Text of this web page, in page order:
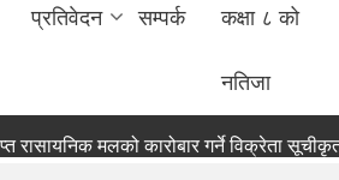
प्रतिवेदन सम्पर्क कक्षा ८ को
नतिजा
रासायनिक मलको कारोबार गर्ने विक्रेता